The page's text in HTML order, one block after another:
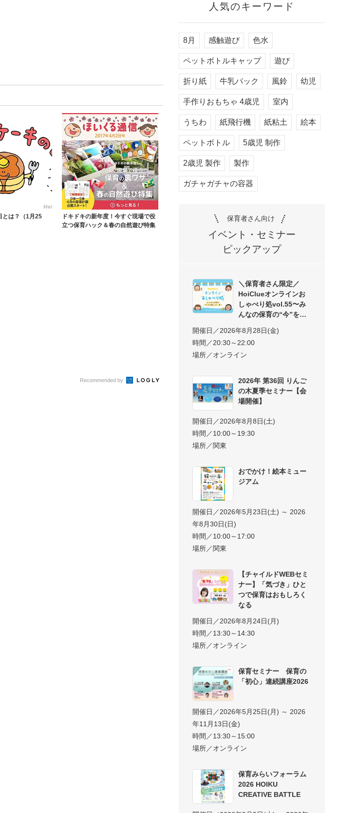
とは？（1月25
ドキドキの新年度！今すぐ現場で役
立つ保育ハック＆春の自然遊び特集
Recommended by
人気のキーワード
8月 感触遊び 色水
ペットボトルキャップ 遊び
折り紙 牛乳パック 風鈴 幼児
手作りおもちゃ 4歳児 室内
うちわ 紙飛行機 紙粘土 絵本
ペットボトル 5歳児 制作
2歳児 製作 製作
ガチャガチャの容器
保育者さん向け
イベント・セミナー
ピックアップ
＼保育者さん限定／
HoiClueオンラインお
しゃべり処vol.55〜み
んなの保育の“今”を交
開催日／2026年8月28日(金)
時間／20:30～22:00
場所／オンライン
2026年 第36回 りんご
の木夏季セミナー【会
場開催】
開催日／2026年8月8日(土)
時間／10:00～19:30
場所／関東
おでかけ！絵本ミュー
ジアム
開催日／2026年5月23日(土) ～ 2026
年8月30日(日)
時間／10:00～17:00
場所／関東
【チャイルドWEBセミ
ナー】「気づき」ひと
つで保育はおもしろく
なる
開催日／2026年8月24日(月)
時間／13:30～14:30
場所／オンライン
保育セミナー 保育の
「初心」連続講座2026
開催日／2026年5月25日(月) ～ 2026
年11月13日(金)
時間／13:30～15:00
場所／オンライン
保育みらいフォーラム
2026 HOIKU
CREATIVE BATTLE